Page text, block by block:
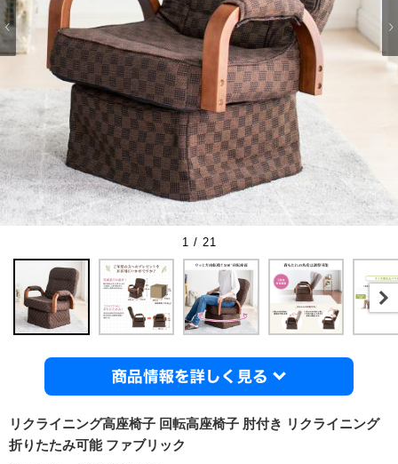
1 / 21
リクライニング高座椅子 回転高座椅子 肘付き リクライニング
折りたたみ可能 ファブリック